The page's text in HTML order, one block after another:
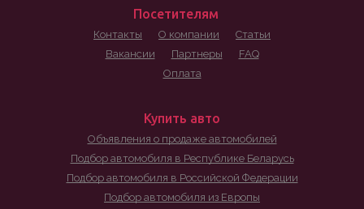
Посетителям
Контакты О компании
Статьи
Вакансии
Партнеры
FAQ
Оплата
Купить авто
Объявления о продаже автомобилей
Подбор автомобиля в Республике Беларусь
Подбор автомобиля в Российской Федерации
Подбор автомобиля из Европы